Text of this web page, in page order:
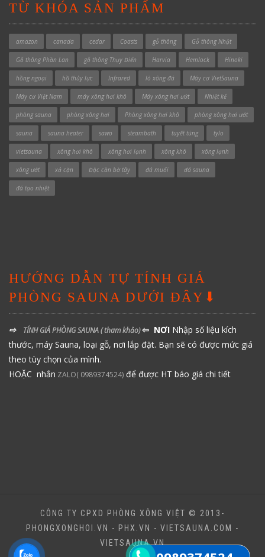
TỪ KHÓA SẢN PHẨM
amazon canada cedar Coasts gỗ thông Gỗ thông Nhật
Gỗ thông Phần Lan gỗ thông Thụy Điển Harvia Hemlock Hinoki
hồng ngoại hồ thủy lực Infrared lò xông đá Máy cơ VietSauna
Máy cơ Việt Nam máy xông hơi khô Máy xông hơi ướt Nhiệt kế
phòng sauna phòng xông hơi Phòng xông hơi khô phòng xông hơi ướt
sauna sauna heater sawo steambath tuyết tùng tylo
vietsauna xông hơi khô xông hơi lạnh xông khô xông lạnh
xông ướt xả cặn Độc cần bờ tây đá muối đá sauna
đá tạo nhiệt
HƯỚNG DẪN TỰ TÍNH GIÁ
PHÒNG SAUNA DƯỚI ĐÂY⬇
⇨ TÍNH GIÁ PHÒNG SAUNA( tham khảo)⇦ NƠI Nhập số liệu kích
thước, máy Sauna, loại gỗ, nơi lắp đặt. Bạn sẽ có được mức giá
theo tùy chọn của mình.
HOẶC nhắn ZALO( 0989374524) để được HT báo giá chi tiết
CÔNG TY CPXD PHÒNG XÔNG VIỆT © 2013-
PHONGXONGHOI.VN - PHX.VN - VIETSAUNA.COM -
VIETSAUNA.VN